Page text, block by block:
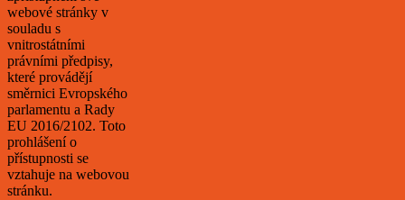
webové stránky v
souladu s
vnitrostátními
právními předpisy,
které provádějí
směrnici Evropského
parlamentu a Rady
EU 2016/2102. Toto
prohlášení o
přístupnosti se
vztahuje na webovou
stránku.